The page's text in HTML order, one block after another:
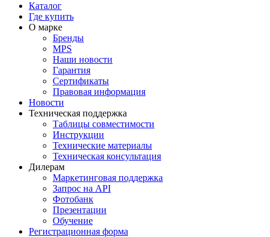
Каталог
Где купить
О марке
Бренды
MPS
Наши новости
Гарантия
Сертификаты
Правовая информация
Новости
Техническая поддержка
Таблицы совместимости
Инструкции
Технические материалы
Техническая консультация
Дилерам
Маркетинговая поддержка
Запрос на API
Фотобанк
Презентации
Обучение
Регистрационная форма